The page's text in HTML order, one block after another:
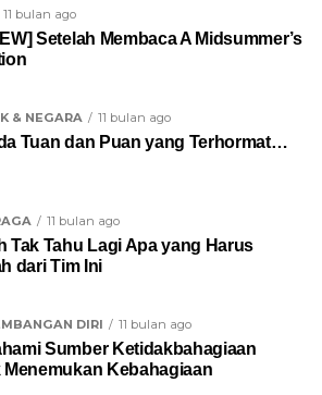
11 bulan ago
Setelah Membaca A Midsummer’s
& NEGARA 11 bulan ago
Tuan dan Puan yang Terhormat…
11 bulan ago
Tak Tahu Lagi Apa yang Harus
dari Tim Ini
DIRI 11 bulan ago
Sumber Ketidakbahagiaan
Menemukan Kebahagiaan